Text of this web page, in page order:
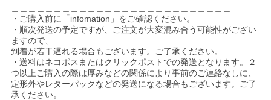
・ご購入前に「infomation」をご確認ください。
・順次発送の予定ですが、ご注文が大変混み合う可能性がござい
ますので、
到着が若干遅れる場合もございます。ご了承ください。
・送料はネコポスまたはクリックポストでの発送となります。２
つ以上ご購入の際は厚みなどの関係により事前のご連絡なしに、
定形外やレターパックなどの発送になる場合もございます。ご了
承ください。